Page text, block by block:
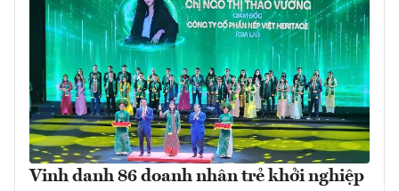
Vinh danh 86 doanh nhân trẻ khởi nghiệp